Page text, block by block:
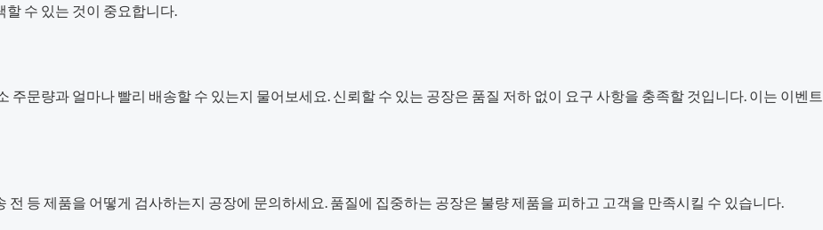
수 있는 것이 중요합니다.
주문량과 얼마나 빨리 배송할 수 있는지 물어보세요. 신뢰할 수 있는 공장은 품질 저하 없이 요구 사항을 충족할 것입니다. 이는 이벤트
등 제품을 어떻게 검사하는지 공장에 문의하세요. 품질에 집중하는 공장은 불량 제품을 피하고 고객을 만족시킬 수 있습니다.